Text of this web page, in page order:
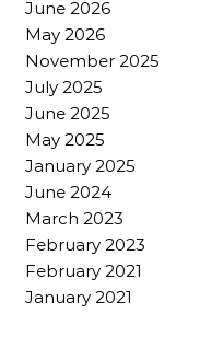
June 2026
May 2026
November 2025
July 2025
June 2025
May 2025
January 2025
June 2024
March 2023
February 2023
February 2021
January 2021